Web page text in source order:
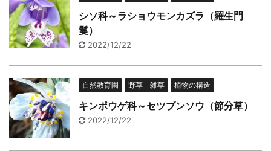
シソ科～ラショウモンカズラ（羅生門
鬘）
2022/12/22
自然教育園 野草 雑草 植物の構造
キンポウゲ科～セツブンソウ（節分草）
2022/12/22